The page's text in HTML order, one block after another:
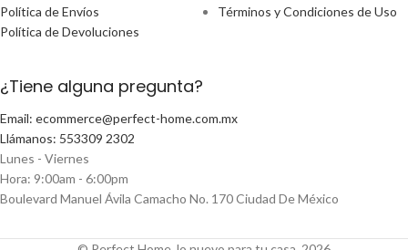
Política de Envíos
Política de Devoluciones
Términos y Condiciones de Uso
¿Tiene alguna pregunta?
Email: ecommerce@perfect-home.com.mx
Llámanos: 553309 2302
Lunes - Viernes
Hora: 9:00am - 6:00pm
Boulevard Manuel Ávila Camacho No. 170 Ciudad De México